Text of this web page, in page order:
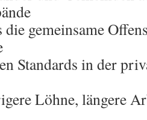
gemeinsame
Standards in der
Löhne, längere